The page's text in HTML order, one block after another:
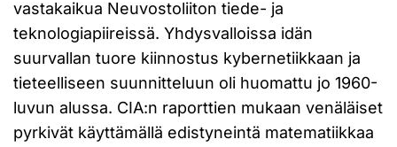
vastakaikua Neuvostoliiton tiede- ja
teknologiapiireissä. Yhdysvalloissa idän
suurvallan tuore kiinnostus kybernetiikkaan ja
tieteelliseen suunnitteluun oli huomattu jo 1960-
luvun alussa. CIA:n raporttien mukaan venäläiset
pyrkivät käyttämällä edistyneintä matematiikkaa